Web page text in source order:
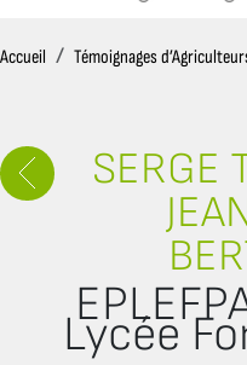
Accueil AccueilTémoignages
SERGE
Lycée